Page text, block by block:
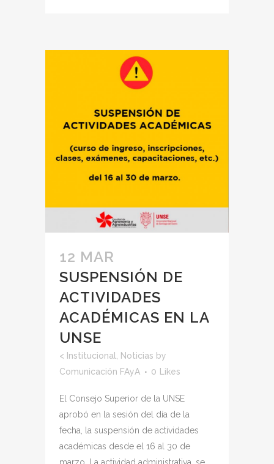
12 MAR
SUSPENSIÓN DE
ACTIVIDADES
ACADÉMICAS EN LA
UNSE
< Institucional Noticias by
Comunicación FAyA
0 Likes
El Consejo Superior de la UNSE
aprobó en la sesión del día de la
fecha, la suspensión de actividades
académicas desde el 16 al 30 de
marzo. La actividad administrativa, se